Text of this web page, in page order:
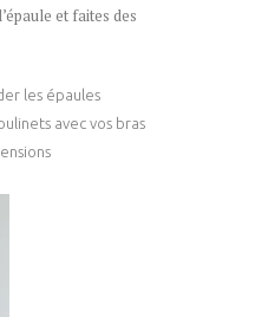
et faites des
les épaules
avec vos bras